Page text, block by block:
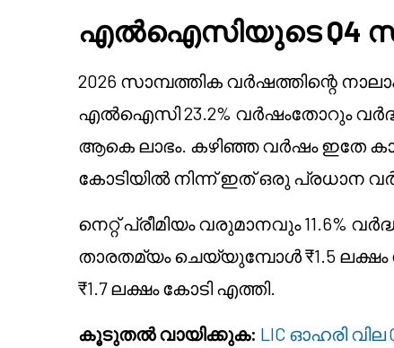
എൽഐസിയുടെ Q4
2026 സാമ്പത്തിക വർഷത്തിന്റെ
എൽഐസി 23.2% വർഷംതോറും
ആകെ ലാഭം. കഴിഞ്ഞ വർഷം ഇതേ
കോടിയിൽ നിന്ന് ഇത് ഒരു പ്രധാന
നെറ്റ് പ്രീമിയം വരുമാനവും 11.6%
താരതമ്യം ചെയ്യുമ്പോൾ ₹1.5
₹1.7 ലക്ഷം കോടി എത്തി.
കൂടുതൽ വായിക്കുക: LIC ഓഹരി